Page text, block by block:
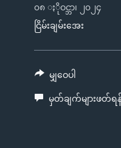
နိုင်ငံတကာ
အမေရိကန်
တရုတ်
အစ္စရေး-ပါလက်စတိုင်း
သတင်းလွတ်လပ်ခွင့်
ရပ်ဝန်းတခု လမ်းတခု အ
အင်္ဂလိပ်စာလေ့လာမယ်
အမေရိကန်သုံးအီဒီယံ
အပတ်စဉ်ကဏ္ဍများ
၀၈ ႏိုဝင္ဘာ၊ ၂၀၂၄
ငြိမ်းချမ်းအေး
မျှဝေပါ
မှတ်ချက်များဖတ်ရ